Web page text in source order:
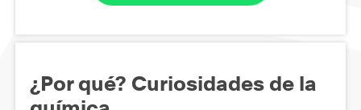
¿Por qué? Curiosidades de la